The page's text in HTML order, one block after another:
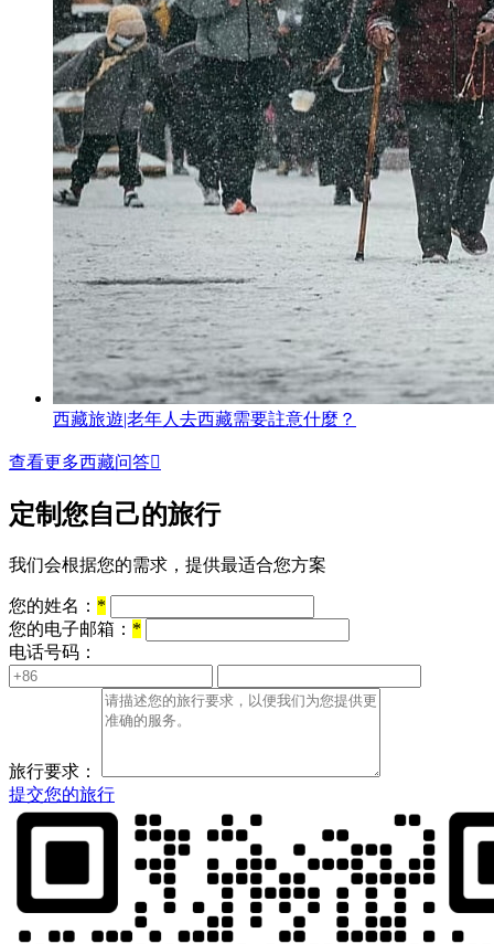
西藏旅遊|老年人去西藏需要註意什麼？
查看更多西藏问答
定制您自己的旅行
我们会根据您的需求，提供最适合您方案
您的姓名： *
您的电子邮箱： *
电话号码：
旅行要求：
提交您的旅行